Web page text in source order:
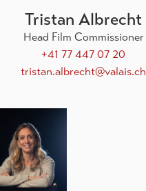
Tristan Albrecht
Head Film Commissioner
+41 77 447 07 20
tristan.albrecht@valais.ch